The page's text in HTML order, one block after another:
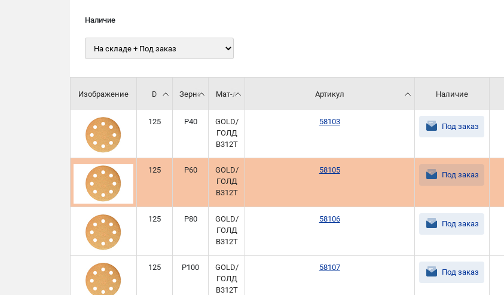
Наличие
Изображение D
125
Зерно
P40
Мат-л
GOLD/
ГОЛД
B312T
Артикул
58103
Наличие
Под заказ
125 P60
GOLD/
ГОЛД
B312T
58105
Под заказ
125 P80
GOLD/
ГОЛД
B312T
58106
Под заказ
125 P100
GOLD/
ГОЛД
B312T
58107
Под заказ